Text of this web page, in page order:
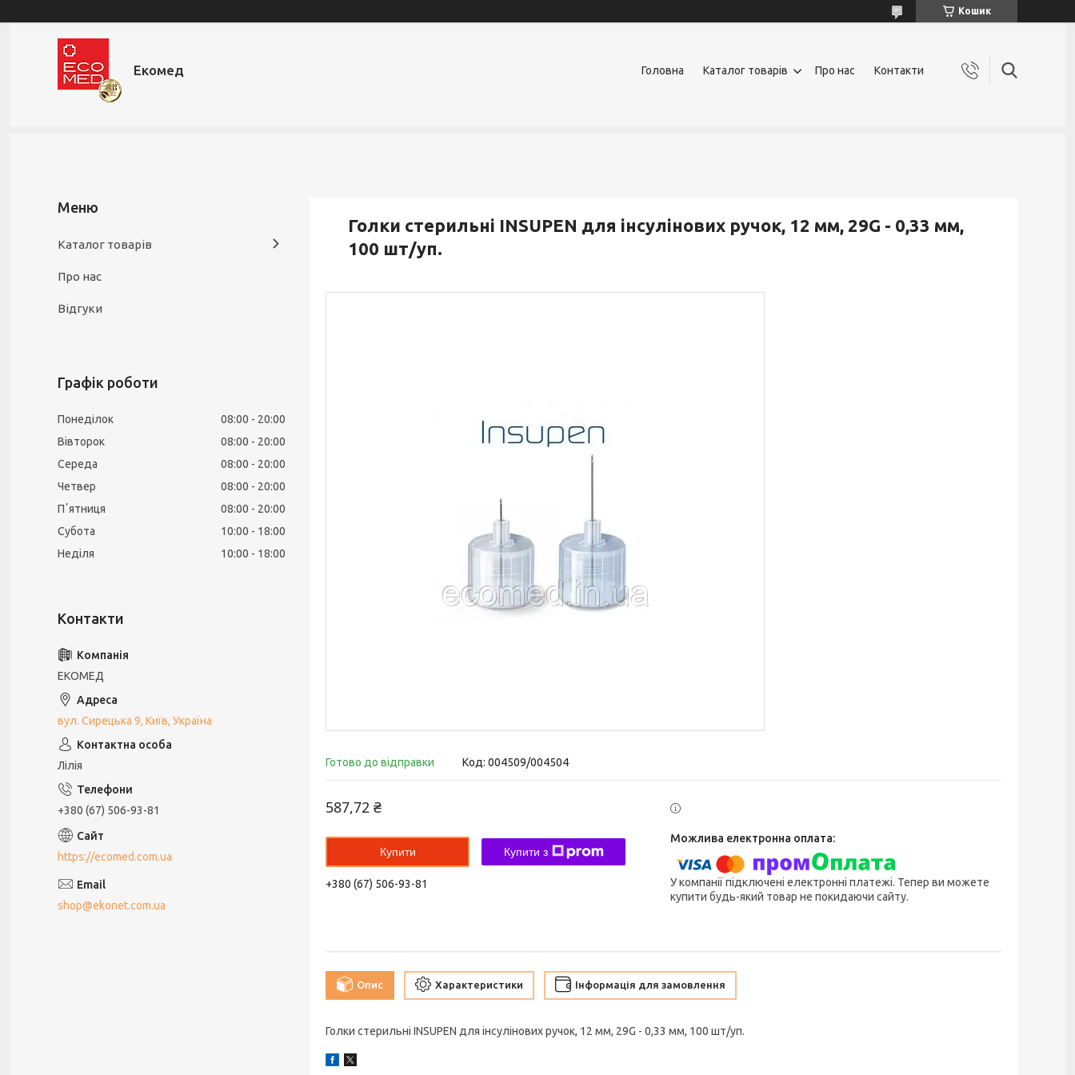
Кошик
Екомед Головна Каталог товарів Про нас Контакти
Голки стерильні INSUPEN для інсулінових ручок, 12 мм, 29G - 0,33 мм,
100 шт/уп.
Готово до відправки Код: 004509/004504
587,72 ₴
Купити Купити з
+380 (67) 506-93-81
У компанії підключені електронні платежі. Тепер ви можете
купити будь-який товар не покидаючи сайту.
Опис Характеристики Інформація для замовлення
Голки стерильні INSUPEN для інсулінових ручок, 12 мм, 29G - 0,33 мм, 100 шт/уп.
Каталог товарів
Про нас
Відгуки
Графік роботи
Понеділок 08:00
20:00
Вівторок
08:00
20:00
Середа
08:00
20:00
Четвер
08:00
20:00
Пʼятниця
08:00
20:00
Субота
10:00
18:00
Неділя
10:00 18:00
ЕКОМЕД
вул. Сирецька 9, Київ, Україна
Лілія
+380 (67) 506-93-81
https://ecomed.com.ua
shop@ekonet.com.ua